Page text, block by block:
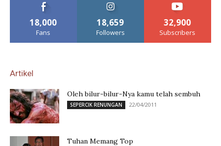
18,000
Fans
18,659
Followers
32,900
Subscribers
Artikel
Oleh bilur-bilur-Nya kamu telah sembuh
SEPERCIK RENUNGAN 22/04/2011
Tuhan Memang Top